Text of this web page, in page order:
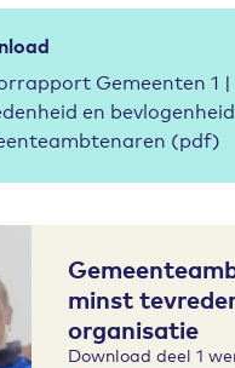
Gemeenten 1
en
(pdf)
minst
organisatie
Download deel 1